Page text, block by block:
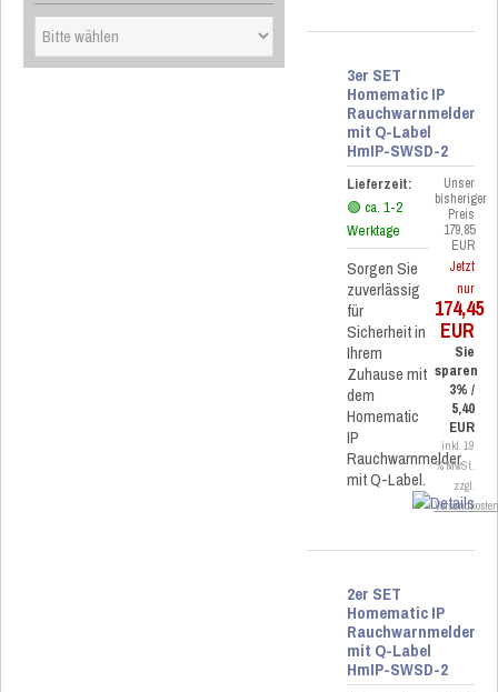
3er SET
Homematic IP
Rauchwarnmelder
mit Q-Label
HmIP-SWSD-2
Lieferzeit:
🟢 ca. 1-2
Werktage
Sorgen Sie
zuverlässig
für
Sicherheit in
Ihrem
Zuhause mit
dem
Homematic
IP
Rauchwarnmelder
mit Q-Label.
Unser
bisheriger
Preis
179,85
EUR
Jetzt
nur
174,45
EUR
Sie
sparen
3% /
5,40
EUR
inkl. 19
% MwSt.
zzgl.
Versandkosten
2er SET
Homematic IP
Rauchwarnmelder
mit Q-Label
HmIP-SWSD-2